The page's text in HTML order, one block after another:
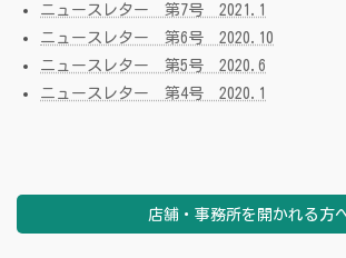
ニュースレター 第7号 2021.1
ニュースレター 第6号 2020.10
ニュースレター 第5号 2020.6
ニュースレター 第4号 2020.1
店舗・事務所を開かれる方